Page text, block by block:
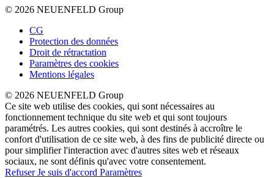
© 2026 NEUENFELD Group
CG
Protection des données
Droit de rétractation
Paramètres des cookies
Mentions légales
© 2026 NEUENFELD Group
Ce site web utilise des cookies, qui sont nécessaires au
fonctionnement technique du site web et qui sont toujours
paramétrés. Les autres cookies, qui sont destinés à accroître le
confort d'utilisation de ce site web, à des fins de publicité directe ou
pour simplifier l'interaction avec d'autres sites web et réseaux
sociaux, ne sont définis qu'avec votre consentement.
RefuserJe suis d'accord Paramètres